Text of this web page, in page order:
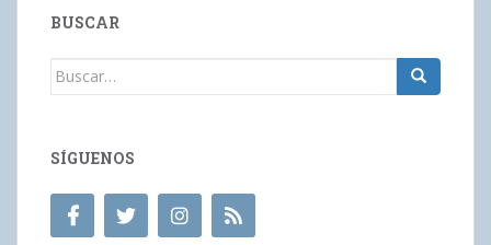
BUSCAR
Buscar:
SÍGUENOS